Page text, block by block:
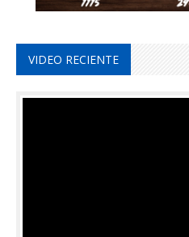
VIDEO RECIENTE